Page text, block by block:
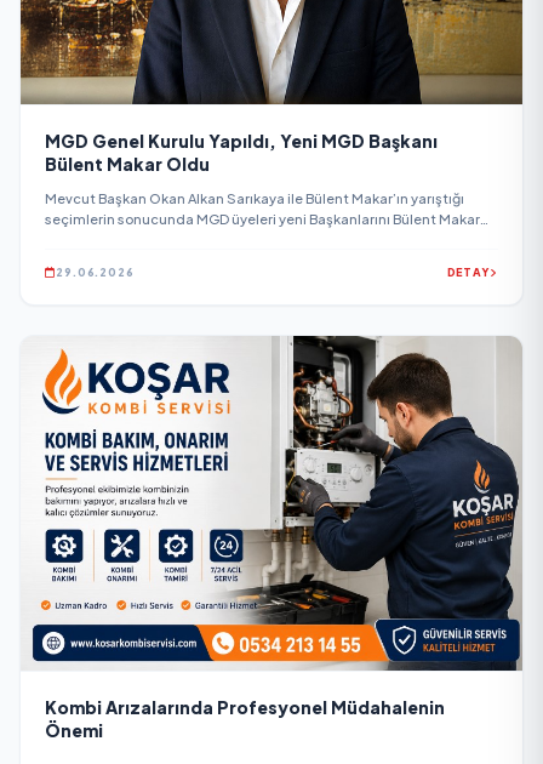
MGD Genel Kurulu Yapıldı, Yeni MGD Başkanı
Bülent Makar Oldu
Mevcut Başkan Okan Alkan Sarıkaya ile Bülent Makar’ın yarıştığı
seçimlerin sonucunda MGD üyeleri yeni Başkanlarını Bülent Makar
29.06.2026 DETAY
Kombi Arızalarında Profesyonel Müdahalenin
Önemi